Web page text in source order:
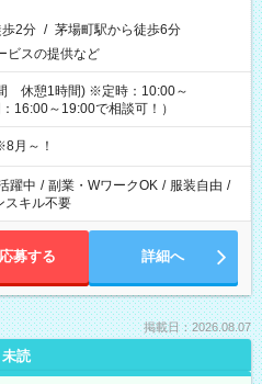
2分 / 茅場町駅から徒歩6分
ビスの提供など
休憩1時間) ※定時：10:00～
16:00～19:00で相談可！）
月～！
躍中 / 副業・WワークOK / 服装自由 /
スキル不要
応募する 詳細へ
掲載日：2026.08.07
未読